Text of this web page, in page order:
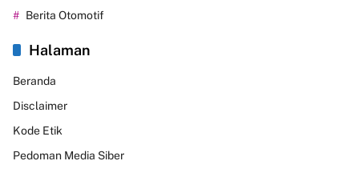
Berita Otomotif
Halaman
Beranda
Disclaimer
Kode Etik
Pedoman Media Siber